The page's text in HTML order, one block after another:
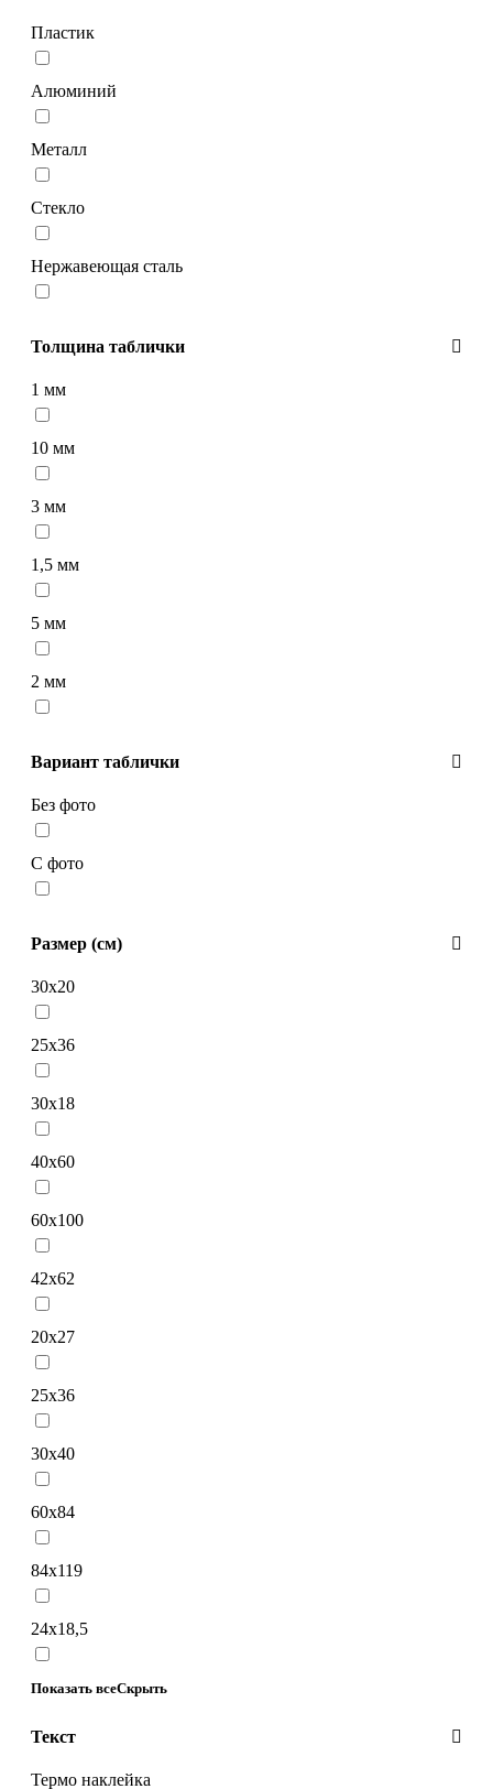
Пластик
Алюминий
Металл
Стекло
Нержавеющая сталь
Толщина таблички
1 мм
10 мм
3 мм
1,5 мм
5 мм
2 мм
Вариант таблички
Без фото
С фото
Размер (см)
30х20
25х36
30х18
40х60
60х100
42х62
20х27
25х36
30х40
60х84
84х119
24х18,5
Показать всеСкрыть
Текст
Термо наклейка